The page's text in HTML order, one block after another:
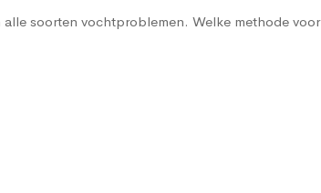
soorten vochtproblemen. Welke methode